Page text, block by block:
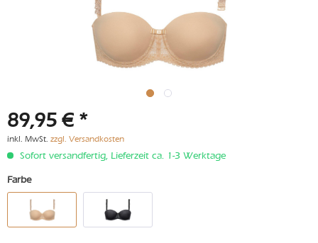
89,95 € *
inkl. MwSt. zzgl. Versandkosten
Sofort versandfertig, Lieferzeit ca. 1-3 Werktage
Farbe